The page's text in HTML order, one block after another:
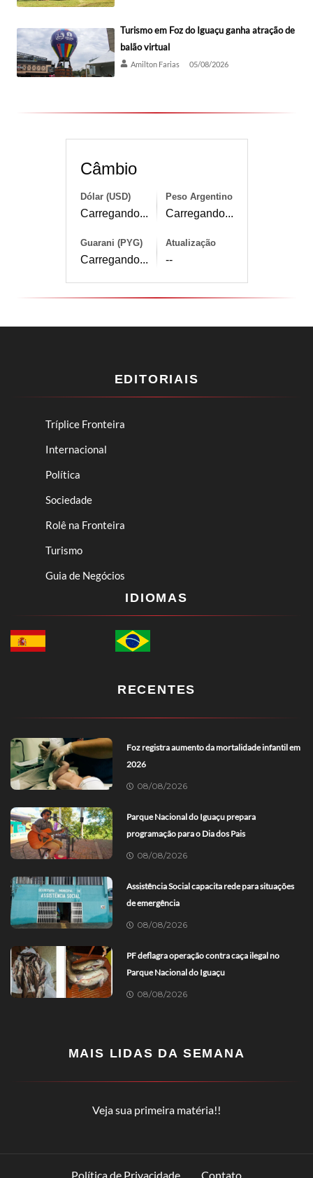
Turismo em Foz do Iguaçu ganha atração de
balão virtual
Amilton Farias 05/08/2026
Câmbio
Dólar (USD)
Carregando...
Peso Argentino
Carregando...
Guarani (PYG)
Carregando...
Atualização
--
EDITORIAIS
Tríplice Fronteira
Internacional
Política
Sociedade
Rolê na Fronteira
Turismo
Guia de Negócios
IDIOMAS
RECENTES
Foz registra aumento da mortalidade infantil em
2026
08/08/2026
Parque Nacional do Iguaçu prepara
programação para o Dia dos Pais
08/08/2026
Assistência Social capacita rede para situações
de emergência
08/08/2026
PF deflagra operação contra caça ilegal no
Parque Nacional do Iguaçu
08/08/2026
MAIS LIDAS DA SEMANA
Veja sua primeira matéria!!
Política de Privacidade Contato